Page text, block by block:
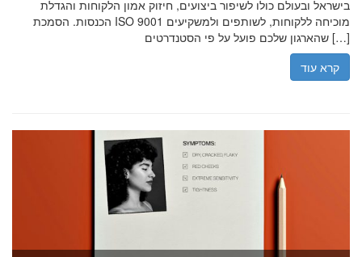
בישראל ובעולם כולו לשיפור ביצועים, חיזוק אמון הלקוחות והגדלת
הכנסות. הסמכת ISO 9001 מוכיחה ללקוחות, לשותפים ולמשקיעים
שהארגון שלכם פועל על פי הסטנדרטים […]
קרא עוד